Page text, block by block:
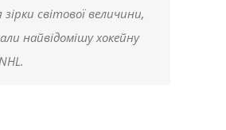
зірки світової величини,
найвідомішу хокейну